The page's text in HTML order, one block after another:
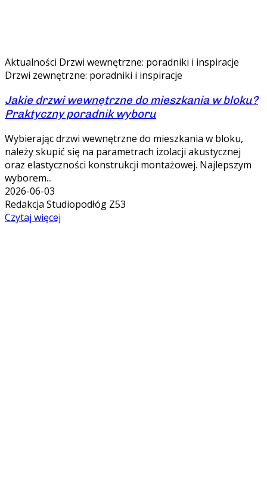
Aktualności Drzwi wewnętrzne: poradniki i inspiracje
Drzwi zewnętrzne: poradniki i inspiracje
Jakie drzwi wewnętrzne do mieszkania w bloku?
Praktyczny poradnik wyboru
Wybierając drzwi wewnętrzne do mieszkania w bloku,
należy skupić się na parametrach izolacji akustycznej
oraz elastyczności konstrukcji montażowej. Najlepszym
wyborem...
2026-06-03
Redakcja Studiopodłóg Z53
Czytaj więcej